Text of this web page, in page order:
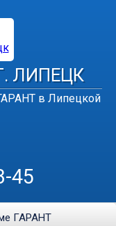
ЛИПЕЦК
в Липецкой
45
ГАРАНТ